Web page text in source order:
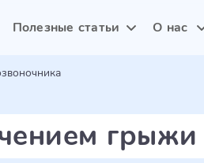
Полезные статьи О нас